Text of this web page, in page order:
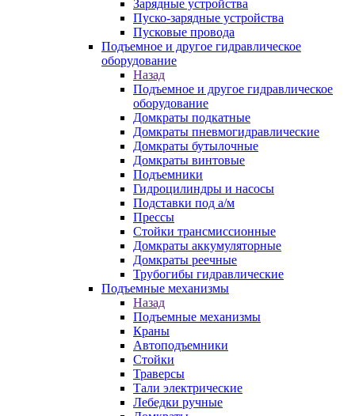
Зарядные устройства
Пуско-зарядные устройства
Пусковые провода
Подъемное и другое гидравлическое
оборудование
Назад
Подъемное и другое гидравлическое
оборудование
Домкраты подкатные
Домкраты пневмогидравлические
Домкраты бутылочные
Домкраты винтовые
Подъемники
Гидроцилиндры и насосы
Подставки под а/м
Прессы
Стойки трансмиссионные
Домкраты аккумуляторные
Домкраты реечные
Трубогибы гидравлические
Подъемные механизмы
Назад
Подъемные механизмы
Краны
Автоподъемники
Стойки
Траверсы
Тали электрические
Лебедки ручные